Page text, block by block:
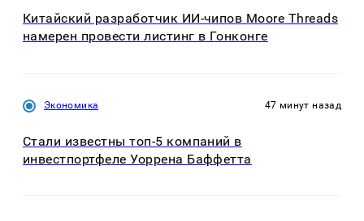
Китайский разработчик ИИ-чипов Moore Threads
намерен провести листинг в Гонконге
Экономика 47 минут назад
Стали известны топ-5 компаний в
инвестпортфеле Уоррена Баффетта